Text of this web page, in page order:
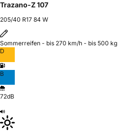
Trazano-Z 107
205/40 R17 84 W
Sommerreifen - bis 270 km/h - bis 500 kg
D
B
72dB